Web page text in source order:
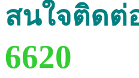
สนใจติดต่
6620